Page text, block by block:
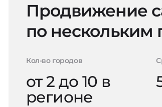
Продвижение
по нескольким
Кол-во городов
от 2 до 10 в
регионе